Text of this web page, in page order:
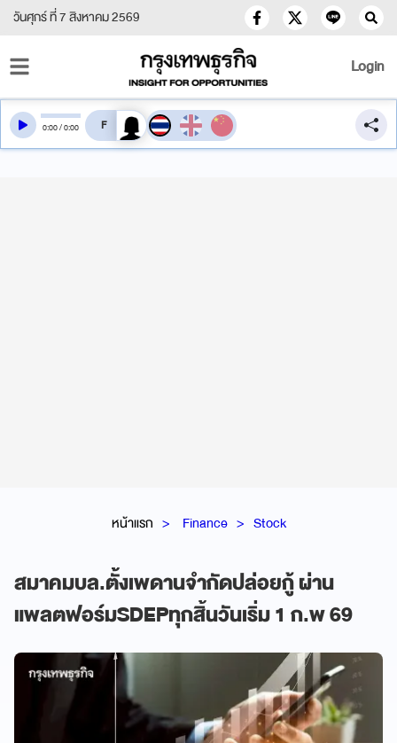
วันศุกร์ ที่ 7 สิงหาคม 2569
Login
หน้าแรก Finance Stock
สมาคมบล.ตั้งเพดานจำกัดปล่อยกู้ ผ่าน
แพลตฟอร์มSDEPทุกสิ้นวันเริ่ม 1 ก.พ 69
0:00/0:00 สลับเสียงอ่าน